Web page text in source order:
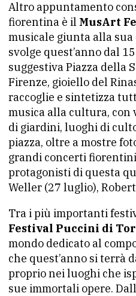
Altro appuntamento
fiorentina è il MusArt
musicale giunta alla
svolge quest’anno dal
suggestiva Piazza della
Firenze, gioiello del
raccoglie e sintetizza
musica alla cultura, con
di giardini, luoghi di
piazza, oltre a mostre
grandi concerti
protagonisti di questa
Weller (27 luglio),
Tra i più importanti
Festival Puccini di
mondo dedicato al
che quest’anno si terrà
proprio nei luoghi che
sue immortali opere.